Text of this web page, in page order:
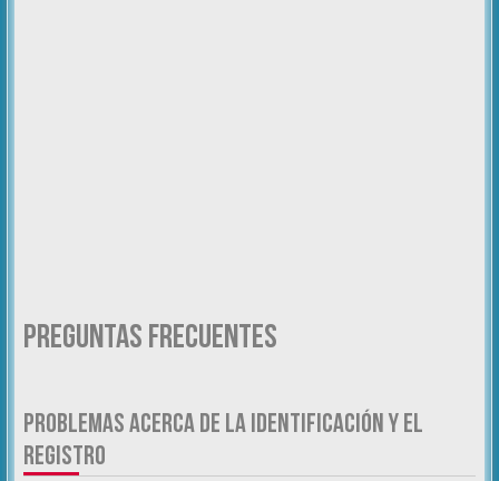
Preguntas Frecuentes
PROBLEMAS ACERCA DE LA IDENTIFICACIÓN Y EL
REGISTRO